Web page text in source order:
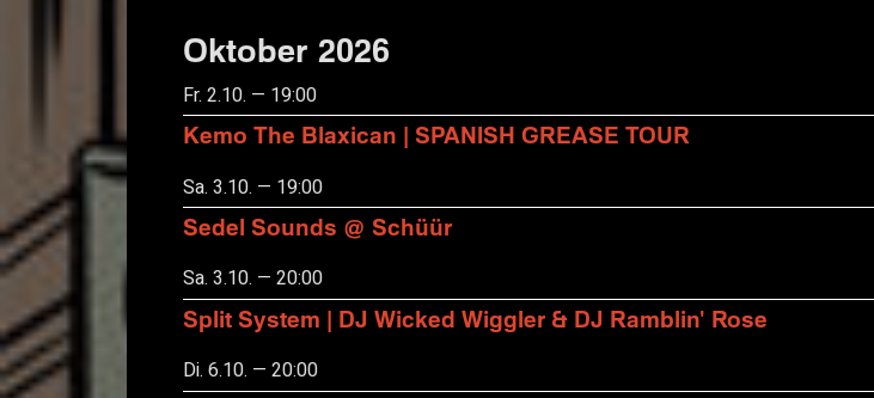
Oktober 2026
Fr. 2.10. — 19:00
Kemo The Blaxican | SPANISH GREASE TOUR
Sa. 3.10. — 19:00
Sedel Sounds @ Schüür
Sa. 3.10. — 20:00
Split System | DJ Wicked Wiggler & DJ Ramblin' Rose
Di. 6.10. — 20:00